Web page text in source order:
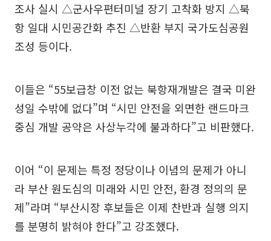
조사 실시 △군사우편터미널 장기 고착화 방지 △북
항 일대 시민공간화 추진 △반환 부지 국가도심공원
조성 등이다.
이들은 “55보급창 이전 없는 북항재개발은 결국 미완
성일 수밖에 없다”며 “시민 안전을 외면한 랜드마크
중심 개발 공약은 사상누각에 불과하다”고 비판했다.
이어 “이 문제는 특정 정당이나 이념의 문제가 아니
라 부산 원도심의 미래와 시민 안전, 환경 정의의 문
제”라며 “부산시장 후보들은 이제 찬반과 실행 의지
를 분명히 밝혀야 한다”고 강조했다.